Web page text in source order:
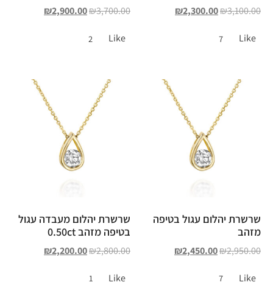
₪3,100.00
₪2,300.00
Like
7
₪3,700.00
₪2,900.00
Like
2
שרשרת יהלום עגול בטיפה
מזהב
₪2,950.00
₪2,450.00
Like
7
שרשרת יהלום מעבדה עגול
בטיפה מזהב 0.50ct
₪2,800.00
₪2,200.00
Like
1